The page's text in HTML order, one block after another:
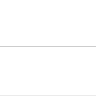
spécialités : sushis.
dera à flanc de
de retour